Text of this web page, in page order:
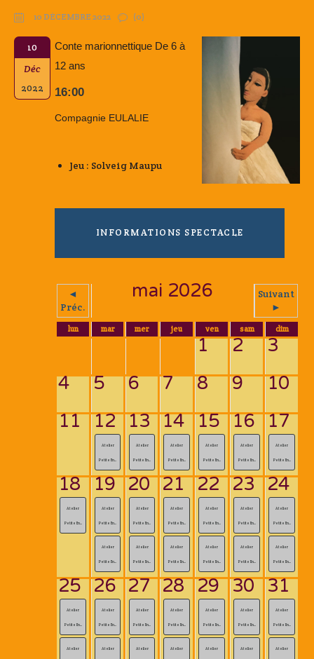
10 DÉCEMBRE 2022 (0)
10
Déc
2022
Conte marionnettique De 6 à
12 ans
16:00
Compagnie EULALIE
Jeu : Solveig Maupu
INFORMATIONS SPECTACLE
◄
Préc.
mai 2026
Suivant
►
lun mar mer jeu ven sam dim
1 2
3
4
5 6 7 8 9
10
11 12
Atelier
Petite En...
13
Atelier
Petite En...
14
Atelier
Petite En...
15
Atelier
Petite En...
16
Atelier
Petite En...
17
Atelier
Petite En...
18
Atelier
Petite En...
19
Atelier
Petite En...
Atelier
Petite En...
20
Atelier
Petite En...
Atelier
Petite En...
21
Atelier
Petite En...
Atelier
Petite En...
22
Atelier
Petite En...
Atelier
Petite En...
23
Atelier
Petite En...
Atelier
Petite En...
24
Atelier
Petite En...
Atelier
Petite En...
25
Atelier
Petite En...
Atelier
26
Atelier
Petite En...
Atelier
27
Atelier
Petite En...
Atelier
28
Atelier
Petite En...
Atelier
29
Atelier
Petite En...
Atelier
30
Atelier
Petite En...
Atelier
31
Atelier
Petite En...
Atelier